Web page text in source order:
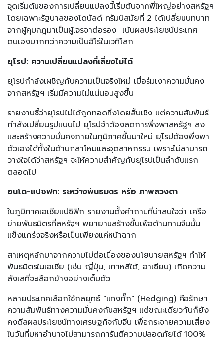
จุดเริ่มต้นของการเปลี่ยนแปลงนี้เริ่มต้นจากพี่ใหญ่อย่างสหรัฐฯ
โดยเฉพาะรัฐบาลของโดนัลด์ ทรัมป์สมัยที่ 2 ได้เปลี่ยนบทบาท
จากผู้คุมกฎมาเป็นผู้เจรจาต่อรอง เน้นผลประโยชน์ประเทศ
ตนเองมากกว่าความเป็นฮีโร่ในเวทีโลก
ยุโรป: ความเปลี่ยนแปลงที่เลี่ยงไม่ได้
ยุโรปกำลังเผชิญกับความเป็นจริงใหม่ เมื่อร่มเงาความมั่นคง
จากสหรัฐฯ เริ่มมีความไม่แน่นอนสูงขึ้น
รายงานชี้ว่ายุโรปไม่ได้ถูกทอดทิ้งโดยสิ้นเชิง แต่ความสัมพันธ์
กำลังเปลี่ยนรูปแบบไป ยุโรปจำต้องลดการพึ่งพาสหรัฐฯ ลง
และสร้างความมั่นคงภายในภูมิภาคขึ้นมาใหม่ ยุโรปต้องพึ่งพา
ตัวเองได้ทั้งในด้านกลาโหมและอุตสาหกรรม เพราะไม่สามารถ
วางใจได้ว่าสหรัฐฯ จะให้ความสำคัญกับยุโรปเป็นลำดับแรก
ตลอดไป
อินโด-แปซิฟิก: ระหว่างพันธมิตร หรือ ภาพลวงตา
ในภูมิภาคเอเชียแปซิฟิก รายงานตั้งคำถามที่น่าสนใจว่า เครือ
ข่ายพันธมิตรที่สหรัฐฯ พยายามสร้างขึ้นเพื่อต้านทานจีนนั้น
แข็งแกร่งจริงหรือเป็นเพียงแค่หน้าฉาก
สาเหตุหลักมาจากความไม่ต่อเนื่องของนโยบายสหรัฐฯ ทำให้
พันธมิตรในเอเชีย (เช่น ญี่ปุ่น, เกาหลีใต้, อาเซียน) เกิดความ
ลังเลที่จะเลือกข้างอย่างเต็มตัว
หลายประเทศเลือกใช้กลยุทธ์ "แทงกั๊ก" (Hedging) คือรักษา
ความสัมพันธ์ทางความมั่นคงกับสหรัฐฯ แต่ขณะเดียวกันก็ยัง
คงดีลผลประโยชน์ทางเศรษฐกิจกับจีน เพื่อกระจายความเสี่ยง
ในวันที่มหาอำนาจไม่สามารถการันตีความปลอดภัยได้ 100%